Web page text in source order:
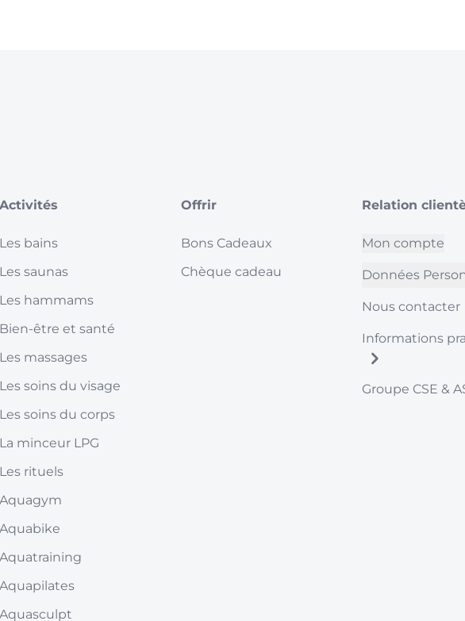
Activités
Les bains
Les saunas
Les hammams
Bien-être et santé
Les massages
Les soins du visage
Les soins du corps
La minceur LPG
Les rituels
Aquagym
Aquabike
Aquatraining
Aquapilates
Aquasculpt
Offrir
Bons Cadeaux
Chèque cadeau
Relation
Mon compte
Données
Nous contacter
Informations
Groupe CSE &